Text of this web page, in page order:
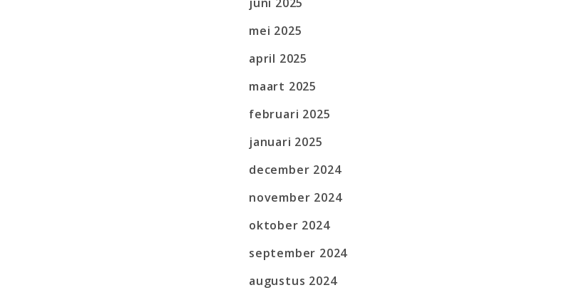
mei 2025
april 2025
maart 2025
februari 2025
januari 2025
december 2024
november 2024
oktober 2024
september 2024
augustus 2024